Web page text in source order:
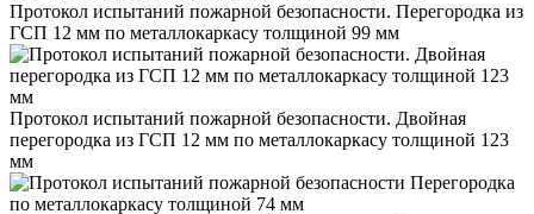
Протокол испытаний пожарной безопасности. Перегородка из
ГСП 12 мм по металлокаркасу толщиной 99 мм
Протокол испытаний пожарной безопасности. Двойная
перегородка из ГСП 12 мм по металлокаркасу толщиной 123
мм